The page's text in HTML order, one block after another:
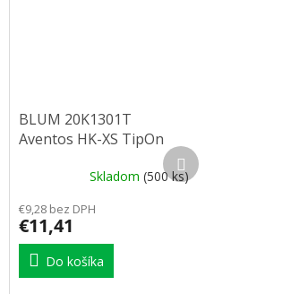
BLUM 20K1301T
Aventos HK-XS TipOn
Skladom (500 ks)
€9,28 bez DPH
€11,41
Do košíka
Ďalší produkt